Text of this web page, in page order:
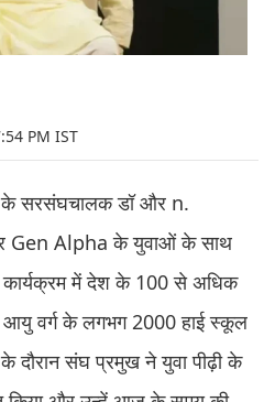
PM IST
के सरसंघचालक डॉ और n.
Gen Alpha के युवाओं के साथ
कार्यक्रम में देश के 100 से अधिक
वर्ग के लगभग 2000 हाई स्कूल
के दौरान संघ प्रमुख ने युवा पीढ़ी के